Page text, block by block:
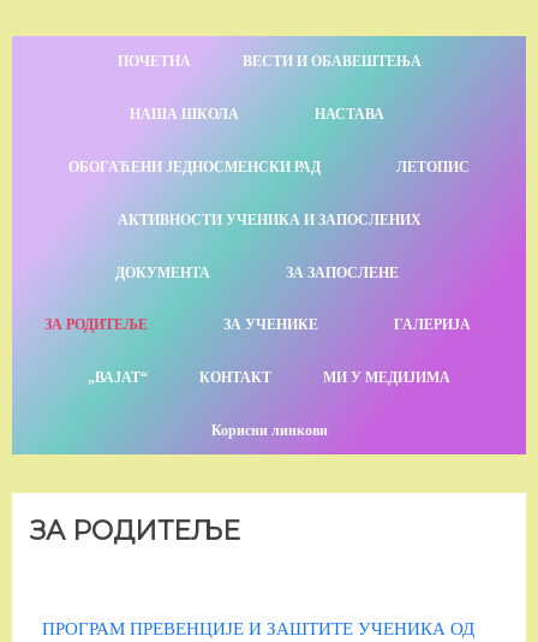
ПОЧЕТНА ВЕСТИ И ОБАВЕШТЕЊА
НАША ШКОЛА НАСТАВА
ОБОГАЋЕНИ ЈЕДНОСМЕНСКИ РАД ЛЕТОПИС
АКТИВНОСТИ УЧЕНИКА И ЗАПОСЛЕНИХ
ДОКУМЕНТА ЗА ЗАПОСЛЕНЕ
ЗА РОДИТЕЉЕ ЗА УЧЕНИКЕ ГАЛЕРИЈА
„ВАЈАТ“ КОНТАКТ МИ У МЕДИЈИМА
Корисни линкови
ЗА РОДИТЕЉЕ
ПРОГРАМ ПРЕВЕНЦИЈЕ И ЗАШТИТЕ УЧЕНИКА ОД